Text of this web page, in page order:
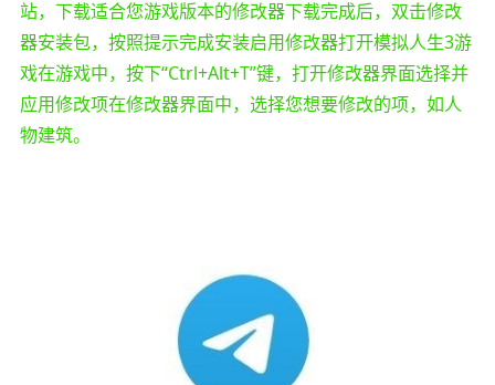
站，下载适合您游戏版本的修改器下载完成后，双击修改
器安装包，按照提示完成安装启用修改器打开模拟人生3游
戏在游戏中，按下“Ctrl+Alt+T”键，打开修改器界面选择并
应用修改项在修改器界面中，选择您想要修改的项，如人
物建筑。